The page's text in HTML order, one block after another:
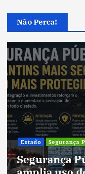
Não Perca!